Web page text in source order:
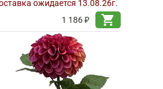
ожидается 13.08.26г.
1 186 ₽
shopping_cart